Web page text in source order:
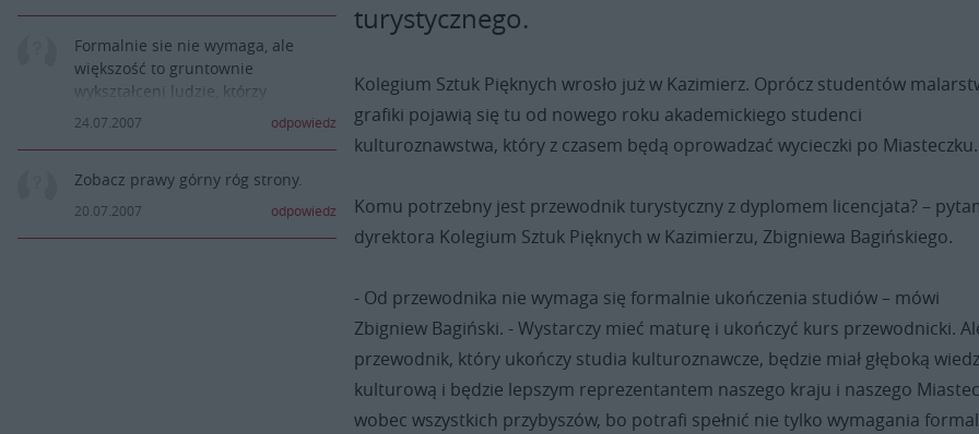
Formalnie sie nie wymaga, ale
większość to gruntownie
wykształceni ludzie, którzy
pochwalić się mogą czymś więcej
niż licencjatem z kulturoznawstwa.
24.07.2007 odpowiedz
Zobacz prawy górny róg strony.
20.07.2007 odpowiedz
turystycznego.
Kolegium Sztuk Pięknych wrosło już w Kazimierz. Oprócz studentów
grafiki pojawią się tu od nowego roku akademickiego studenci
kulturoznawstwa, który z czasem będą oprowadzać wycieczki po Miasteczku.
Komu potrzebny jest przewodnik turystyczny z dyplomem licencjata? –
dyrektora Kolegium Sztuk Pięknych w Kazimierzu, Zbigniewa Bagińskiego.
- Od przewodnika nie wymaga się formalnie ukończenia studiów – mówi
Zbigniew Bagiński. - Wystarczy mieć maturę i ukończyć kurs przewodnicki.
przewodnik, który ukończy studia kulturoznawcze, będzie miał głęboką
kulturową i będzie lepszym reprezentantem naszego kraju i naszego
wobec wszystkich przybyszów, bo potrafi spełnić nie tylko wymagania